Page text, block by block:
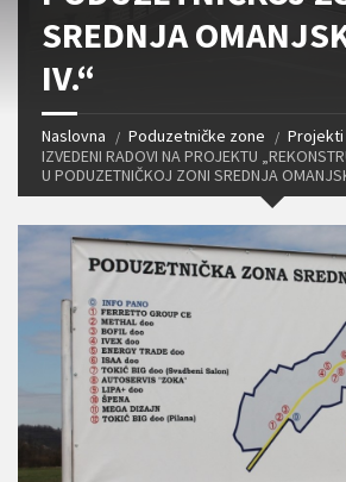
SREDNJA
IV.“
Naslovna Poduzetničke zone Projekti
IZVEDENI RADOVI NA PROJEKTU
U PODUZETNIČKOJ ZONI SREDNJA